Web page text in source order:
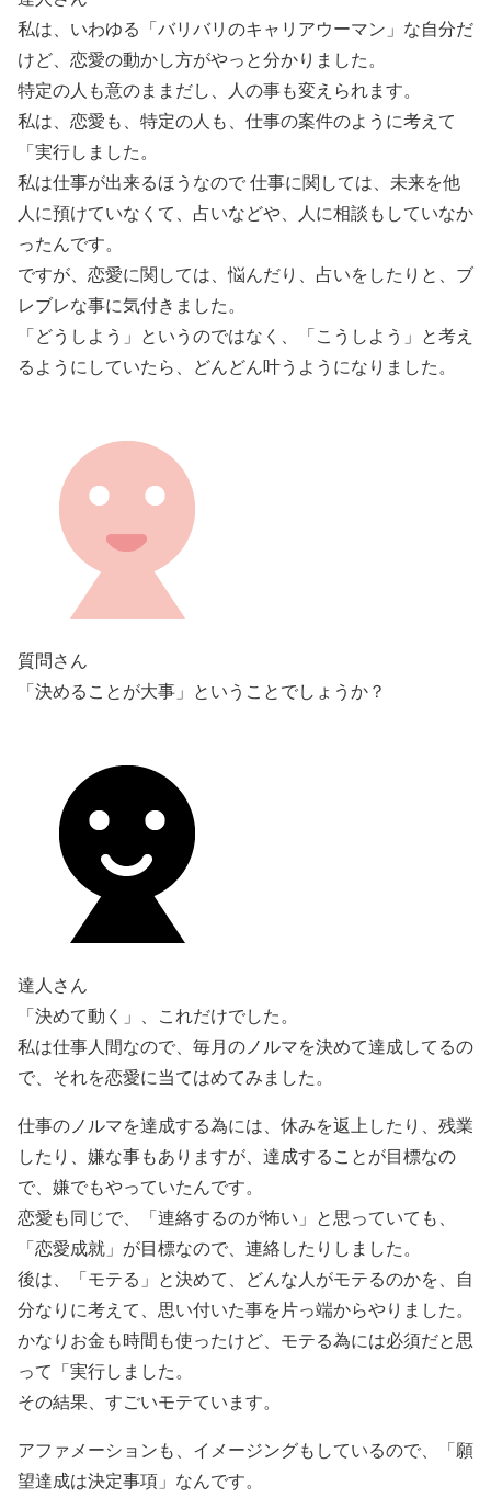
私は、いわゆる「バリバリのキャリアウーマン」な自分だ
けど、恋愛の動かし方がやっと分かりました。
特定の人も意のままだし、人の事も変えられます。
私は、恋愛も、特定の人も、仕事の案件のように考えて
「実行しました。
私は仕事が出来るほうなので 仕事に関しては、未来を他
人に預けていなくて、占いなどや、人に相談もしていなか
ったんです。
ですが、恋愛に関しては、悩んだり、占いをしたりと、ブ
レブレな事に気付きました。
「どうしよう」というのではなく、「こうしよう」と考え
るようにしていたら、どんどん叶うようになりました。
質問さん
「決めることが大事」ということでしょうか？
達人さん
「決めて動く」、これだけでした。
私は仕事人間なので、毎月のノルマを決めて達成してるの
で、それを恋愛に当てはめてみました。
仕事のノルマを達成する為には、休みを返上したり、残業
したり、嫌な事もありますが、達成することが目標なの
で、嫌でもやっていたんです。
恋愛も同じで、「連絡するのが怖い」と思っていても、
「恋愛成就」が目標なので、連絡したりしました。
後は、「モテる」と決めて、どんな人がモテるのかを、自
分なりに考えて、思い付いた事を片っ端からやりました。
かなりお金も時間も使ったけど、モテる為には必須だと思
って「実行しました。
その結果、すごいモテています。
アファメーションも、イメージングもしているので、「願
望達成は決定事項」なんです。